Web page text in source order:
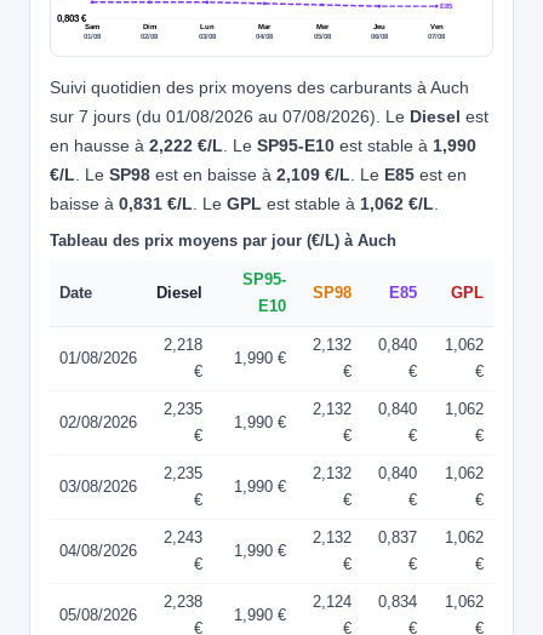
0,803 €
Sam
01/08
Dim
02/08
Lun
03/08
Mar
04/08
Mer
05/08
Jeu
06/08
Ven
07/08
E85
Suivi quotidien des prix moyens des carburants à Auch
sur 7 jours (du 01/08/2026 au 07/08/2026). Le Diesel est
en hausse à 2,222 €/L. Le SP95-E10 est stable à 1,990
€/L. Le SP98 est en baisse à 2,109 €/L. Le E85 est en
baisse à 0,831 €/L. Le GPL est stable à 1,062 €/L.
Tableau des prix moyens par jour (€/L) à Auch
Date Diesel
SP95-
E10
SP98 E85 GPL
01/08/2026
2,218
€
1,990 €
2,132
€
0,840
€
1,062
€
02/08/2026
2,235
€
1,990 €
2,132
€
0,840
€
1,062
€
03/08/2026
2,235
€
1,990 €
2,132
€
0,840
€
1,062
€
04/08/2026
2,243
€
1,990 €
2,132
€
0,837
€
1,062
€
05/08/2026
2,238
€
1,990 €
2,124
€
0,834
€
1,062
€